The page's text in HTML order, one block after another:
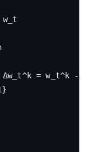
w_t
Δw_t^k = w_t^k -